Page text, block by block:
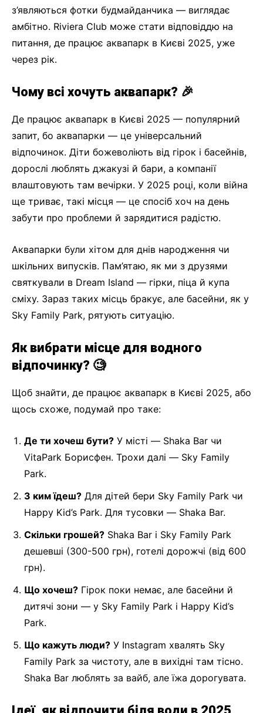
з’являються фотки будмайданчика — виглядає
амбітно. Riviera Club може стати відповіддю на
питання, де працює аквапарк в Києві 2025, уже
через рік.
Чому всі хочуть аквапарк? 🎉
Де працює аквапарк в Києві 2025 — популярний
запит, бо аквапарки — це універсальний
відпочинок. Діти божеволіють від гірок і басейнів,
дорослі люблять джакузі й бари, а компанії
влаштовують там вечірки. У 2025 році, коли війна
ще триває, такі місця — це спосіб хоч на день
забути про проблеми й зарядитися радістю.
Аквапарки були хітом для днів народження чи
шкільних випусків. Пам’ятаю, як ми з друзями
святкували в Dream Island — гірки, піца й купа
сміху. Зараз таких місць бракує, але басейни, як у
Sky Family Park, рятують ситуацію.
Як вибрати місце для водного
відпочинку? 🧐
Щоб знайти, де працює аквапарк в Києві 2025, або
щось схоже, подумай про таке:
Де ти хочеш бути? У місті — Shaka Bar чи
VitaPark Борисфен. Трохи далі — Sky Family
Park.
З ким їдеш? Для дітей бери Sky Family Park чи
Happy Kid’s Park. Для тусовки — Shaka Bar.
Скільки грошей? Shaka Bar і Sky Family Park
дешевші (300-500 грн), готелі дорожчі (від 600
грн).
Що хочеш? Гірок поки немає, але басейни й
дитячі зони — у Sky Family Park і Happy Kid’s
Park.
Що кажуть люди? У Instagram хвалять Sky
Family Park за чистоту, але в вихідні там тісно.
Shaka Bar люблять за вайб, але їжа дорогувата.